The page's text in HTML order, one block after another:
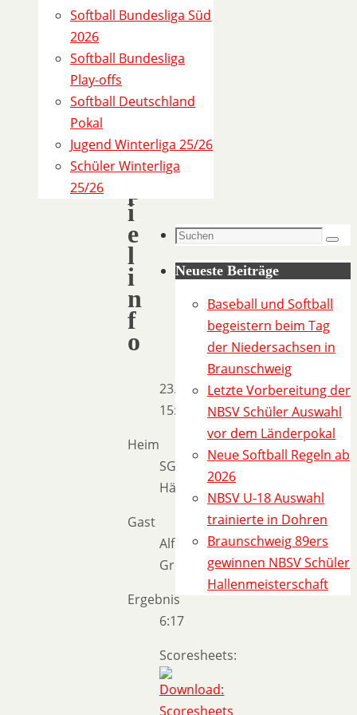
a
0
3
S
i
e
l
i
n
f
o
23.04.2023
15:00
Heim
SG
Hänigsen/Sehnde
Gast
Alfeld
Greenhorns
Ergebnis
6:17
Scoresheets:
Softball Bundesliga Süd
2026
Softball Bundesliga
Play-offs
Softball Deutschland
Pokal
Jugend Winterliga 25/26
Schüler Winterliga
25/26
Suchen
Neueste Beiträge
Baseball und Softball
begeistern beim Tag
der Niedersachsen in
Braunschweig
Letzte Vorbereitung der
NBSV Schüler Auswahl
vor dem Länderpokal
Neue Softball Regeln ab
2026
NBSV U-18 Auswahl
trainierte in Dohren
Braunschweig 89ers
gewinnen NBSV Schüler
Hallenmeisterschaft